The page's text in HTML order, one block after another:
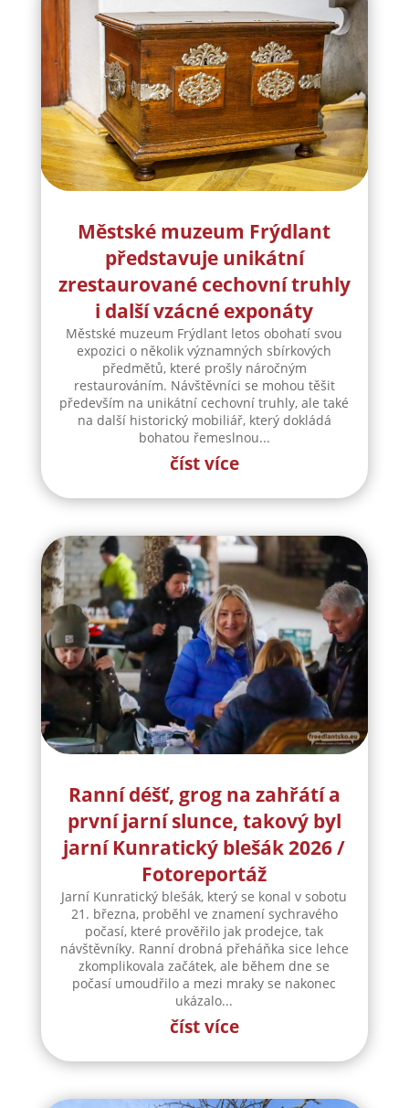
Městské muzeum Frýdlant
představuje unikátní
zrestaurované cechovní truhly
i další vzácné exponáty
Městské muzeum Frýdlant letos obohatí svou
expozici o několik významných sbírkových
předmětů, které prošly náročným
restaurováním. Návštěvníci se mohou těšit
především na unikátní cechovní truhly, ale také
na další historický mobiliář, který dokládá
bohatou řemeslnou...
číst více
Ranní déšť, grog na zahřátí a
první jarní slunce, takový byl
jarní Kunratický blešák 2026 /
Fotoreportáž
Jarní Kunratický blešák, který se konal v sobotu
21. března, proběhl ve znamení sychravého
počasí, které prověřilo jak prodejce, tak
návštěvníky. Ranní drobná přeháňka sice lehce
zkomplikovala začátek, ale během dne se
počasí umoudřilo a mezi mraky se nakonec
ukázalo...
číst více